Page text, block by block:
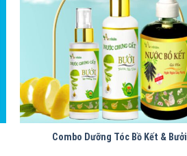
Combo Dưỡng Tóc Bồ Kết & Bưởi